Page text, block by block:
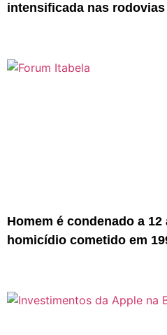
intensificada nas
Homem é condenado a
homicídio cometido em